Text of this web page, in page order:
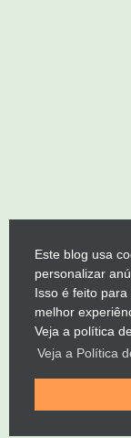
Este blog usa
personalizar
Isso é feito
melhor
Veja a política
Veja a Política